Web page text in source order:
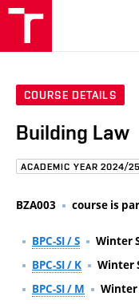
COURSE DETAILS
Building Law
ACADEMIC YEAR 2024/25
BZA003 course is
BPC-SI / S Winter
BPC-SI / K
Winter
BPC-SI / M
Winter